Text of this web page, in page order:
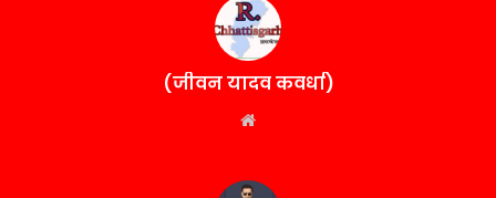
(जीवन यादव कवर्धा)